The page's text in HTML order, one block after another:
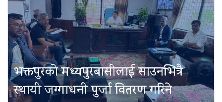
भक्तपुरको मध्यपुरबासीलाई साउनभित्रै
स्थायी जग्गाधनी पुर्जा वितरण गरिने